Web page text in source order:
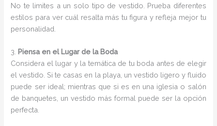
No te limites a un solo tipo de vestido. Prueba diferentes
estilos para ver cuál resalta más tu figura y refleja mejor tu
personalidad.
3. Piensa en el Lugar de la Boda
Considera el lugar y la temática de tu boda antes de elegir
el vestido. Si te casas en la playa, un vestido ligero y fluido
puede ser ideal; mientras que si es en una iglesia o salón
de banquetes, un vestido más formal puede ser la opción
perfecta.